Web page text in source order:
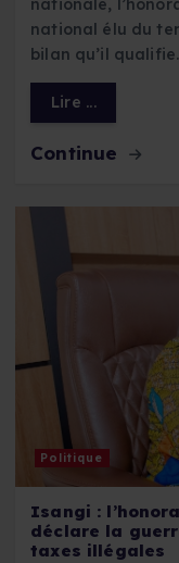
national élu du
bilan qu’il
Lire ...
Continue
Politique
Isangi :
déclare la
taxes illégales